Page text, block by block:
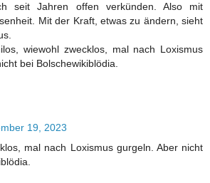
seit Jahren offen verkünden. Also mit
Mit der Kraft, etwas zu ändern, sieht
wiewohl zwecklos, mal nach Loxismus
bei Bolschewikiblödia.
19, 2023
mal nach Loxismus gurgeln. Aber nicht